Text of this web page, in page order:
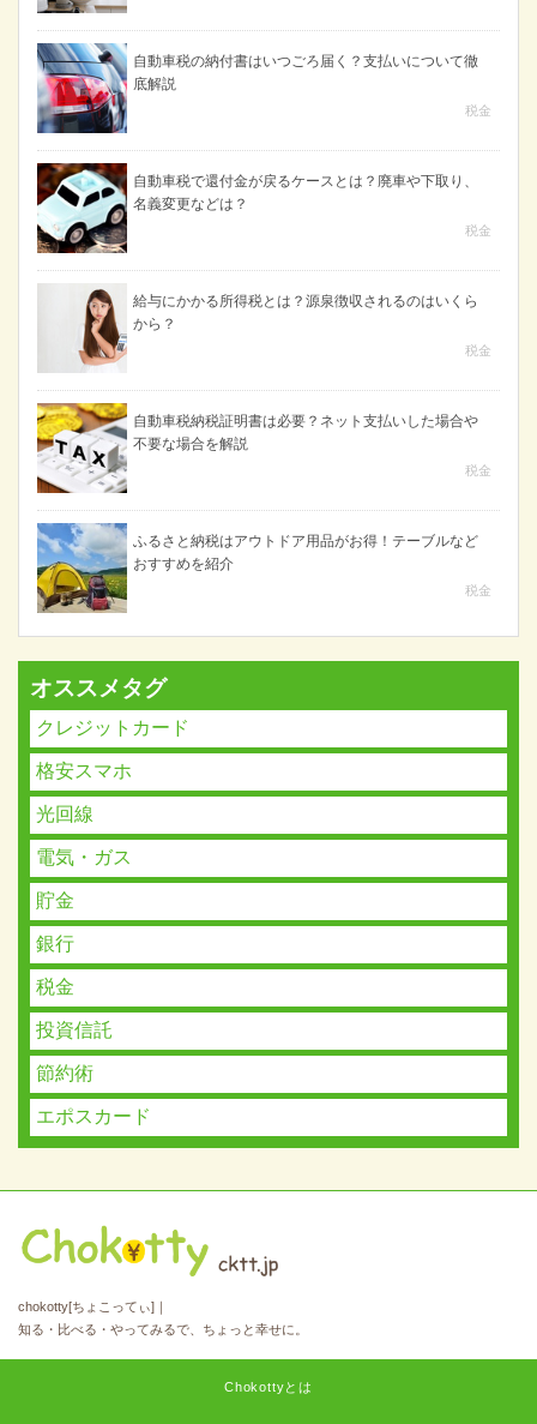
自動車税の納付書はいつごろ届く？支払いについて徹
底解説
税金
自動車税で還付金が戻るケースとは？廃車や下取り、
名義変更などは？
税金
給与にかかる所得税とは？源泉徴収されるのはいくら
から？
税金
自動車税納税証明書は必要？ネット支払いした場合や
不要な場合を解説
税金
ふるさと納税はアウトドア用品がお得！テーブルなど
おすすめを紹介
税金
オススメタグ
クレジットカード
格安スマホ
光回線
電気・ガス
貯金
銀行
税金
投資信託
節約術
エポスカード
chokotty[ちょこってぃ]｜
知る・比べる・やってみるで、ちょっと幸せに。
Chokottyとは